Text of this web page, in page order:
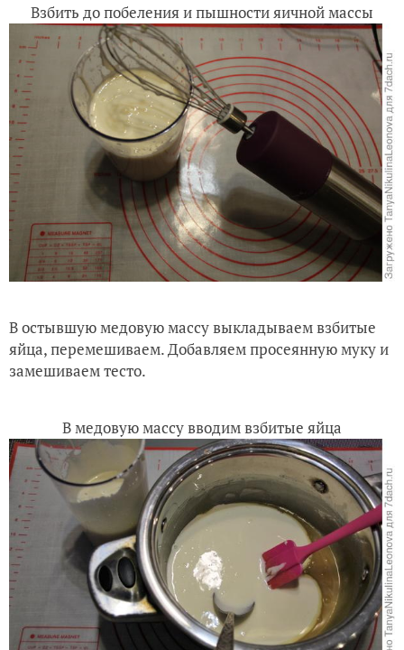
Взбить до побеления и пышности яичной массы
В остывшую медовую массу выкладываем взбитые
яйца, перемешиваем. Добавляем просеянную муку и
замешиваем тесто.
В медовую массу вводим взбитые яйца